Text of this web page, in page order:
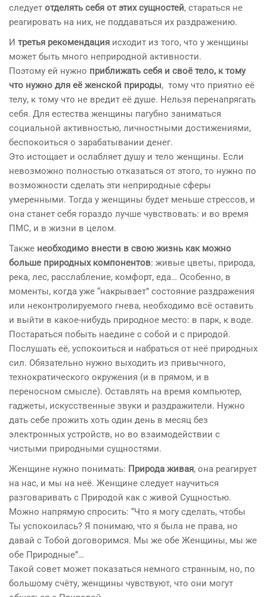
следует отделять себя от этих сущностей, стараться не
реагировать на них, не поддаваться их раздражению.
И третья рекомендация исходит из того, что у женщины
может быть много неприродной активности.
Поэтому ей нужно приближать себя и своё тело, к тому
что нужно для её женской природы, тому что приятно её
телу, к тому что не вредит её душе. Нельзя перенапрягать
себя. Для естества женщины пагубно заниматься
социальной активностью, личностными достижениями,
беспокоиться о зарабатывании денег.
Это истощает и ослабляет душу и тело женщины. Если
невозможно полностью отказаться от этого, то нужно по
возможности сделать эти неприродные сферы
умеренными. Тогда у женщины будет меньше стрессов, и
она станет себя гораздо лучше чувствовать: и во время
ПМС, и в жизни в целом.
Также необходимо внести в свою жизнь как можно
больше природных компонентов: живые цветы, природа,
река, лес, расслабление, комфорт, еда… Особенно, в
моменты, когда уже “накрывает” состояние раздражения
или неконтролируемого гнева, необходимо всё оставить
и выйти в какое-нибудь природное место: в парк, к воде.
Постараться побыть наедине с собой и с природой.
Послушать её, успокоиться и набраться от неё природных
сил. Обязательно нужно выходить из привычного,
технократического окружения (и в прямом, и в
переносном смысле). Оставлять на время компьютер,
гаджеты, искусственные звуки и раздражители. Нужно
дать себе прожить хоть один день в месяц без
электронных устройств, но во взаимодействии с
чистыми природными сущностями.
Женщине нужно понимать: Природа живая, она реагирует
на нас, и мы на неё. Женщине следует научиться
разговаривать с Природой как с живой Сущностью.
Можно напрямую спросить: “Что я могу сделать, чтобы
Ты успокоилась? Я понимаю, что я была не права, но
давай с Тобой договоримся. Мы же обе Женщины, мы же
обе Природные”…
Такой совет может показаться немного странным, но, по
большому счёту, женщины чувствуют, что они могут